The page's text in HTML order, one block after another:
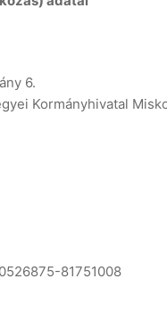
6.
Kormányhivatal
81751008